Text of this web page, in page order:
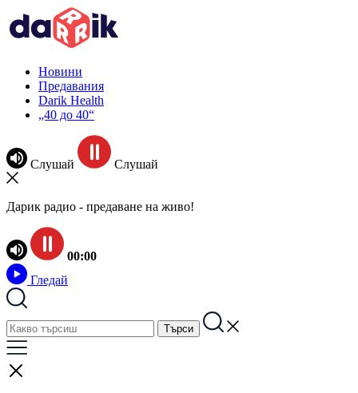
Новини
Предавания
Darik Health
„40 до 40“
Слушай Слушай
Дарик радио - предаване на живо!
00:00
Гледай